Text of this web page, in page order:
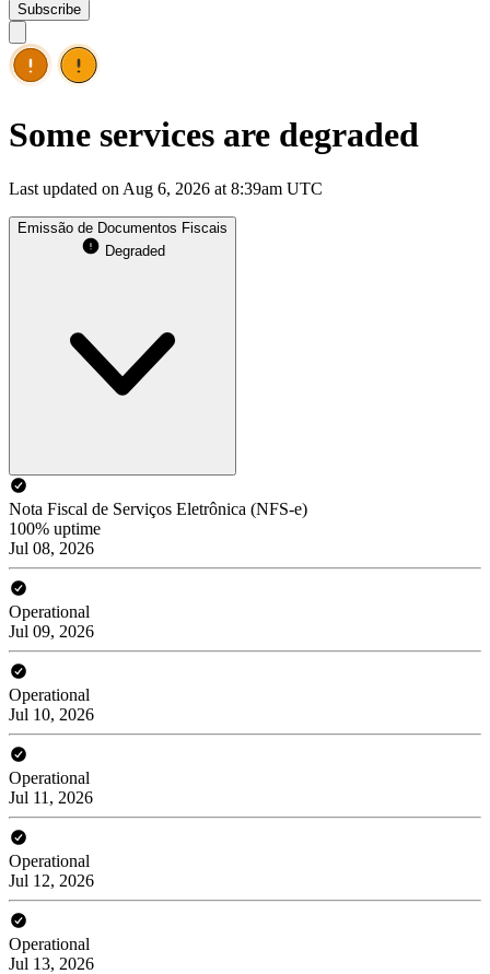
Subscribe
Some services are degraded
Last updated on Aug 6, 2026 at 8:39am UTC
Emissão de Documentos Fiscais
Degraded
Nota Fiscal de Serviços Eletrônica (NFS-e)
100% uptime
Jul 08, 2026
Operational
Jul 09, 2026
Operational
Jul 10, 2026
Operational
Jul 11, 2026
Operational
Jul 12, 2026
Operational
Jul 13, 2026